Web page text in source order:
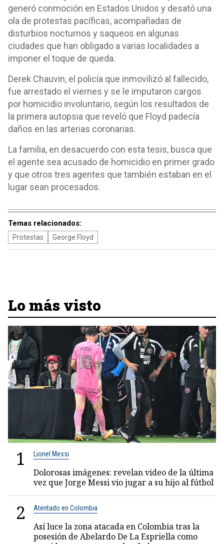
generó conmoción en Estados Unidos y desató una
ola de protestas pacíficas, acompañadas de
disturbios nocturnos y saqueos en algunas
ciudades que han obligado a varias localidades a
imponer el toque de queda.
Derek Chauvin, el policía que inmovilizó al fallecido,
fue arrestado el viernes y se le imputaron cargos
por homicidio involuntario, según los resultados de
la primera autopsia que reveló que Floyd padecía
daños en las arterias coronarias.
La familia, en desacuerdo con esta tesis, busca que
el agente sea acusado de homicidio en primer grado
y que otros tres agentes que también estaban en el
lugar sean procesados.
Temas relacionados:
Protestas George Floyd
Lo más visto
1 Lionel Messi
Dolorosas imágenes: revelan video de la última
vez que Jorge Messi vio jugar a su hijo al fútbol
2 Atentado en Colombia
Así luce la zona atacada en Colombia tras la
posesión de Abelardo De La Espriella como